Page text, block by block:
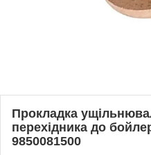
Прокладка
перехідника до
9850081500